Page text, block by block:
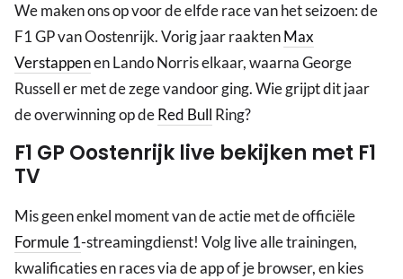
We maken ons op voor de elfde race van het seizoen: de
F1 GP van Oostenrijk. Vorig jaar raaktenMax
Verstappenen Lando Norris elkaar, waarna George
Russell er met de zege vandoor ging. Wie grijpt dit jaar
de overwinning op deRed Bull Ring?
F1 GP Oostenrijk live bekijken met F1
TV
Mis geen enkel moment van de actie met de officiële
Formule 1-streamingdienst! Volg live alle trainingen,
kwalificaties en races via de app of je browser, en kies